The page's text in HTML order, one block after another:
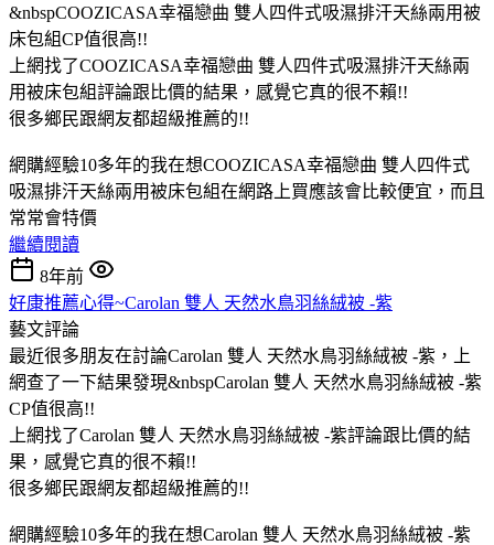
&nbspCOOZICASA幸福戀曲 雙人四件式吸濕排汗天絲兩用被
床包組CP值很高!!
上網找了COOZICASA幸福戀曲 雙人四件式吸濕排汗天絲兩
用被床包組評論跟比價的結果，感覺它真的很不賴!!
很多鄉民跟網友都超級推薦的!!
網購經驗10多年的我在想COOZICASA幸福戀曲 雙人四件式
吸濕排汗天絲兩用被床包組在網路上買應該會比較便宜，而且
常常會特價
繼續閱讀
8年前
好康推薦心得~Carolan 雙人 天然水鳥羽絲絨被 -紫
藝文評論
最近很多朋友在討論Carolan 雙人 天然水鳥羽絲絨被 -紫，上
網查了一下結果發現&nbspCarolan 雙人 天然水鳥羽絲絨被 -紫
CP值很高!!
上網找了Carolan 雙人 天然水鳥羽絲絨被 -紫評論跟比價的結
果，感覺它真的很不賴!!
很多鄉民跟網友都超級推薦的!!
網購經驗10多年的我在想Carolan 雙人 天然水鳥羽絲絨被 -紫